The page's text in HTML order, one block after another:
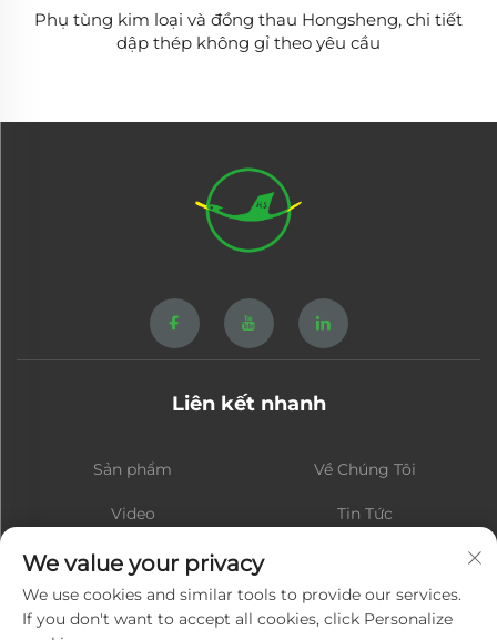
Phụ tùng kim loại và đồng thau Hongsheng, chi tiết
dập thép không gỉ theo yêu cầu
Liên kết nhanh
Sản phẩm Về Chúng Tôi
Video Tin Tức
Liên Hệ
We value your privacy
We use cookies and similar tools to provide our services.
If you don't want to accept all cookies, click Personalize